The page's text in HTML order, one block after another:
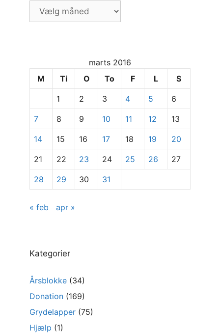
Vælg
måned
specifikke
marts 2016
M
Ti O To F L S
1 2 3 4 5 6
7 8 9 10 11 12 13
14 15 16 17 18 19 20
21 22 23 24 25 26 27
28 29 30 31
« feb apr »
Kategorier
Årsblokke (34)
Donation (169)
Grydelapper (75)
Hjælp (1)